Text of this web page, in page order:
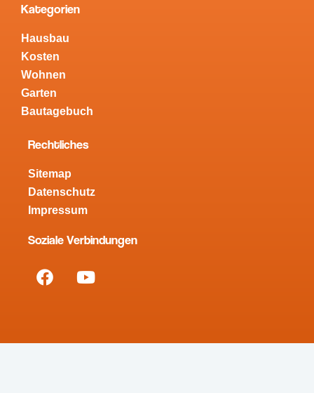
Kategorien
Hausbau
Kosten
Wohnen
Garten
Bautagebuch
Rechtliches
Sitemap
Datenschutz
Impressum
Soziale Verbindungen